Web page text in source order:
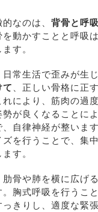
なのは、 背骨と呼吸
を動かすことと呼吸
す。
常生活で歪みが生
て 、正しい骨格に正
により、筋肉の過
勢が良くなることに
、自律神経が整いま
を行うことで、集
す。
骨や肺を横に広げ
。胸式呼吸を行うこ
きりし、適度な緊